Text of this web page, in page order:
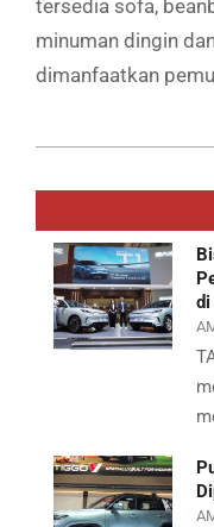
tersedia sofa,
minuman dingin
dimanfaatkan
05-
di